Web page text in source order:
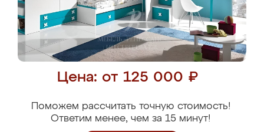
Цена: от 125 000 ₽
Поможем рассчитать точную стоимость!
Ответим менее, чем за 15 минут!